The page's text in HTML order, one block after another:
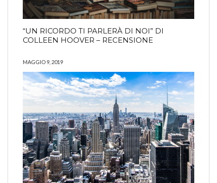
“UN RICORDO TI PARLERÀ DI NOI” DI
COLLEEN HOOVER – RECENSIONE
MAGGIO 9, 2019